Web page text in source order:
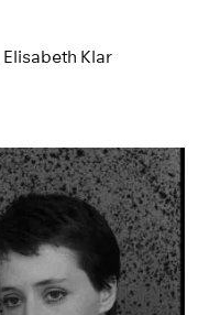
Elisabeth Klar